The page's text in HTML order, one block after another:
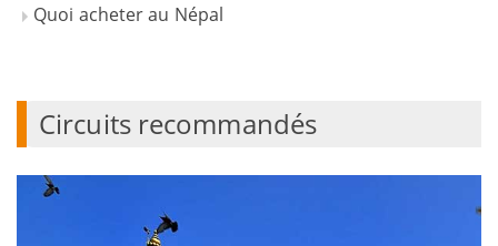
Quoi acheter au Népal
Circuits recommandés